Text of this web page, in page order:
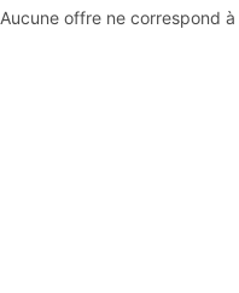
Aucune offre ne correspond